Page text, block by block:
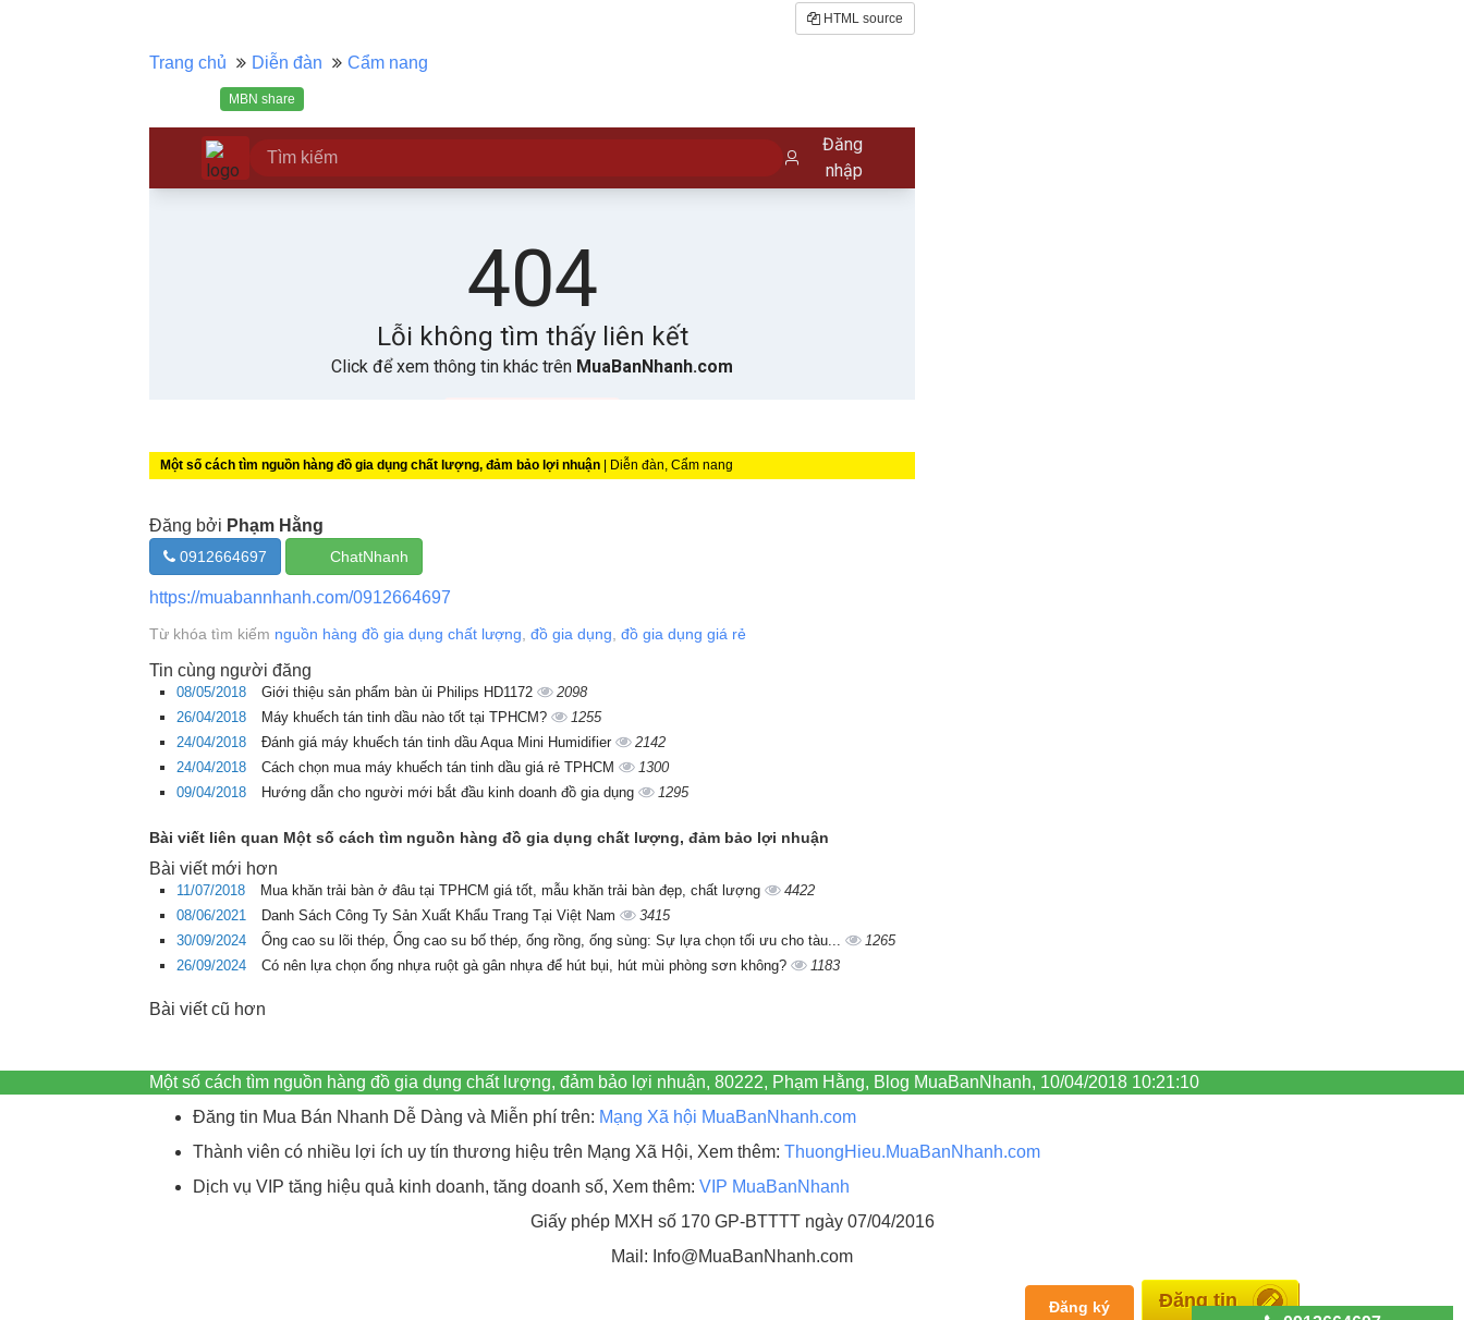
HTML source
Trang chủ Diễn đàn Cẩm nang
MBN share
Một số cách tìm nguồn hàng đồ gia dụng chất lượng, đảm bảo lợi nhuận | Diễn đàn, Cẩm nang
Đăng bởi Phạm Hằng
0912664697 ChatNhanh
https://muabannhanh.com/0912664697
Từ khóa tìm kiếm nguồn hàng đồ gia dụng chất lượng đồ gia dụng đồ gia dụng giá rẻ
Tin cùng người đăng
08/05/2018 Giới thiệu sản phẩm bàn ủi Philips HD1172
2098
26/04/2018
Máy khuếch tán tinh dầu nào tốt tại TPHCM?
1255
24/04/2018
Đánh giá máy khuếch tán tinh dầu Aqua Mini Humidifier
2142
24/04/2018
Cách chọn mua máy khuếch tán tinh dầu giá rẻ TPHCM
1300
09/04/2018
Hướng dẫn cho người mới bắt đầu kinh doanh đồ gia dụng 1295
Bài viết liên quan Một số cách tìm nguồn hàng đồ gia dụng chất lượng, đảm bảo lợi nhuận
Bài viết mới hơn
11/07/2018 Mua khăn trải bàn ở đâu tại TPHCM giá tốt, mẫu khăn trải bàn đẹp, chất lượng
4422
08/06/2021
Danh Sách Công Ty Sản Xuất Khẩu Trang Tại Việt Nam
3415
30/09/2024
Ống cao su lõi thép, Ống cao su bố thép, ống rồng, ống sùng: Sự lựa chọn tối ưu cho tàu...
1265
26/09/2024
Có nên lựa chọn ống nhựa ruột gà gân nhựa để hút bụi, hút mùi phòng sơn không? 1183
Bài viết cũ hơn
Một số cách tìm nguồn hàng đồ gia dụng chất lượng, đảm bảo lợi nhuận, 80222, Phạm Hằng, Blog MuaBanNhanh, 10/04/2018 10:21:10
Đăng tin Mua Bán Nhanh Dễ Dàng và Miễn phí trên: Mạng Xã hội MuaBanNhanh.com
Thành viên có nhiều lợi ích uy tín thương hiệu trên Mạng Xã Hội, Xem thêm: ThuongHieu.MuaBanNhanh.com
Dịch vụ VIP tăng hiệu quả kinh doanh, tăng doanh số, Xem thêm: VIP MuaBanNhanh
Giấy phép MXH số 170 GP-BTTTT ngày 07/04/2016
Mail: Info@MuaBanNhanh.com
Đăng ký Miễn phí